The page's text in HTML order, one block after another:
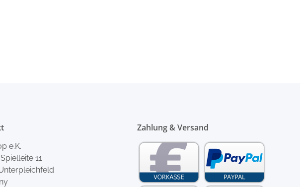
e.K.
11
Zahlung & Versand